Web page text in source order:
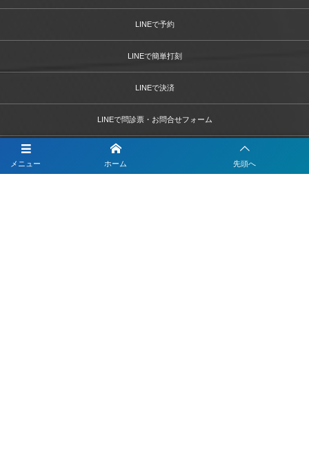
メニュー ホーム 先頭へ
LINEで予約
LINEで簡単打刻
LINEで決済
LINEで問診票・お問合せフォーム
LINEを活用した採用活動